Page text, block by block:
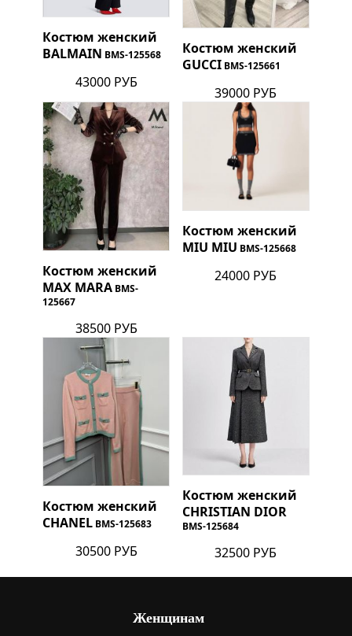
Костюм женский
BALMAIN BMS-125568
43000 РУБ
Костюм женский
GUCCI BMS-125661
39000 РУБ
Костюм женский
MAX MARA BMS-
125667
38500 РУБ
Костюм женский
MIU MIU BMS-125668
24000 РУБ
Костюм женский
CHANEL BMS-125683
30500 РУБ
Костюм женский
CHRISTIAN DIOR
BMS-125684
32500 РУБ
Женщинам